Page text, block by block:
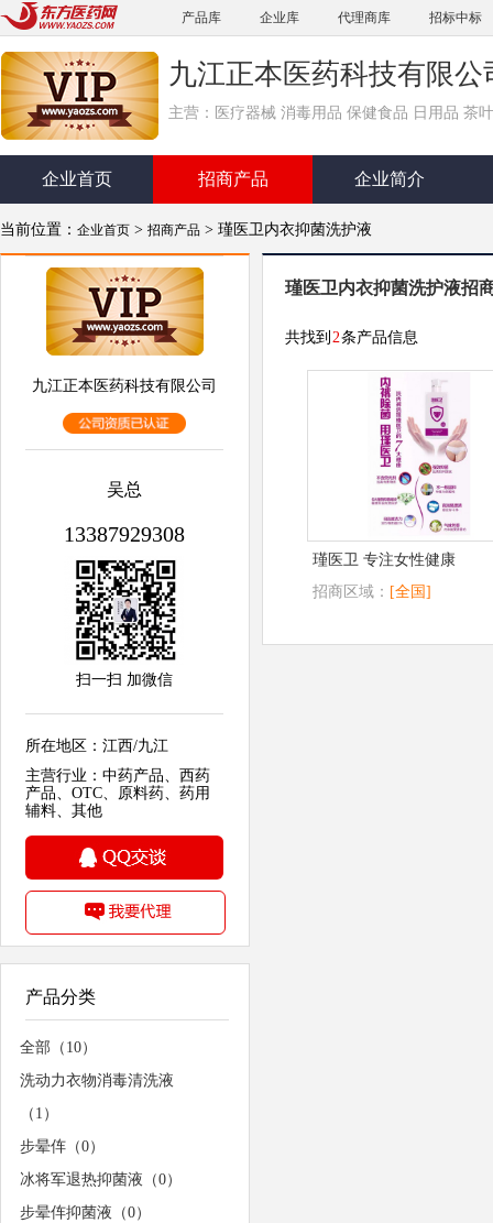
产品库 企业库 代理商库 招标中标
九江正本医药科技有限公
主营：医疗器械 消毒用品 保健食品 日用品 茶
企业首页 招商产品 企业简介
当前位置： 企业首页 > 招商产品 > 瑾医卫内衣抑菌洗护液
九江正本医药科技有限公司
吴总
13387929308
扫一扫 加微信
所在地区：江西/九江
主营行业：中药产品、西药
产品、OTC、原料药、药用
辅料、其他
产品分类
全部（10）
洗动力衣物消毒清洗液
（1）
步晕伡（0）
冰将军退热抑菌液（0）
步晕伡抑菌液（0）
瑾医卫内衣抑菌洗护液招
共找到 2条产品信息
瑾医卫 专注女性健康
招商区域： [全国]